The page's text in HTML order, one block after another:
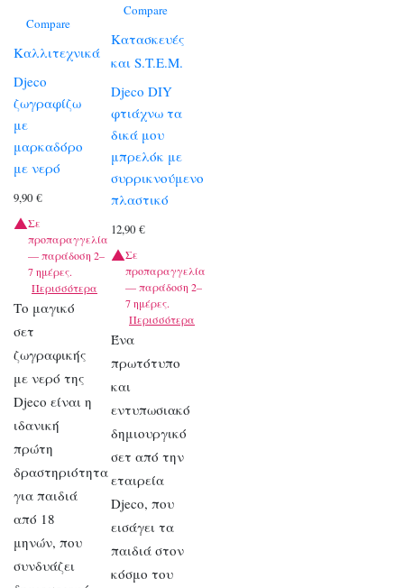
Compare
Καλλιτεχνικά
Djeco
ζωγραφίζω
με
μαρκαδόρο
με νερό
9,90 €
Σε
προπαραγγελία
— παράδοση 2–
7 ημέρες.
Περισσότερα
Το μαγικό
σετ
ζωγραφικής
με νερό της
Djeco είναι η
ιδανική
πρώτη
δραστηριότητα
για παιδιά
από 18
μηνών, που
συνδυάζει
Compare
Κατασκευές
και S.T.E.M.
Djeco DIY
φτιάχνω τα
δικά μου
μπρελόκ με
συρρικνούμενο
πλαστικό
12,90€
Σε
προπαραγγελία
— παράδοση 2–
7 ημέρες.
Περισσότερα
Ένα
πρωτότυπο
και
εντυπωσιακό
δημιουργικό
σετ από την
εταιρεία
Djeco, που
εισάγει τα
παιδιά στον
κόσμο του